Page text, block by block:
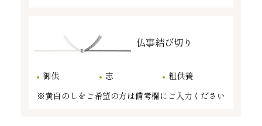
仏事結び切り
御供 志
粗供養
※黄白のしをご希望の方は備考欄にご入力ください